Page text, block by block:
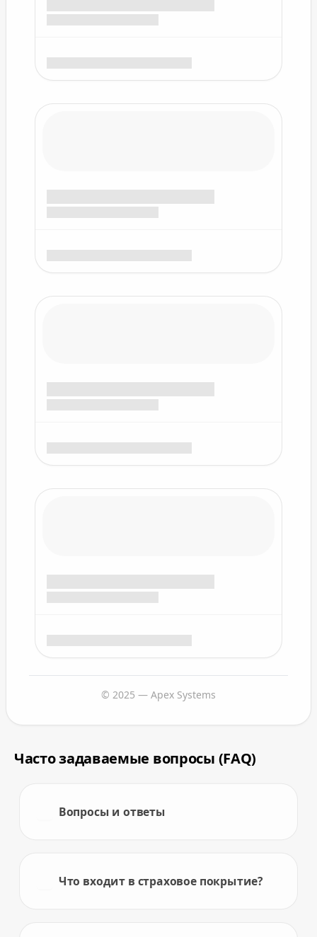
© 2025 — Apex Systems
Часто задаваемые вопросы (FAQ)
Вопросы и ответы
Что входит в страховое покрытие?